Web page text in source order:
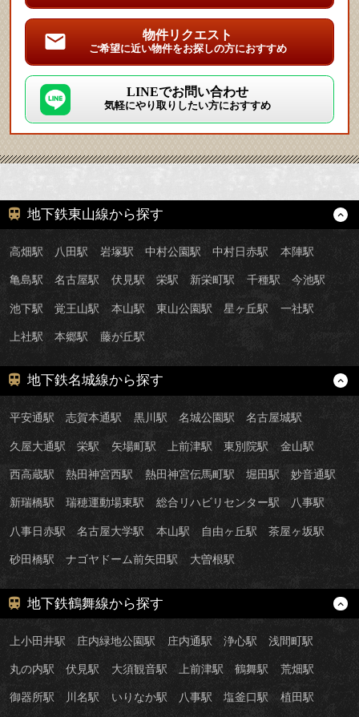
物件リクエスト
ご希望に近い物件をお探しの方におすすめ
LINEでお問い合わせ
気軽にやり取りしたい方におすすめ
地下鉄東山線から探す
高畑駅 八田駅 岩塚駅 中村公園駅 中村日赤駅 本陣駅
亀島駅 名古屋駅 伏見駅 栄駅 新栄町駅 千種駅 今池駅
池下駅 覚王山駅 本山駅 東山公園駅 星ヶ丘駅 一社駅
上社駅 本郷駅 藤が丘駅
地下鉄名城線から探す
平安通駅 志賀本通駅 黒川駅 名城公園駅 名古屋城駅
久屋大通駅 栄駅 矢場町駅 上前津駅 東別院駅 金山駅
西高蔵駅 熱田神宮西駅 熱田神宮伝馬町駅 堀田駅 妙音通駅
新瑞橋駅 瑞穂運動場東駅 総合リハビリセンター駅 八事駅
八事日赤駅 名古屋大学駅 本山駅 自由ヶ丘駅 茶屋ヶ坂駅
砂田橋駅 ナゴヤドーム前矢田駅 大曽根駅
地下鉄鶴舞線から探す
上小田井駅 庄内緑地公園駅 庄内通駅 浄心駅 浅間町駅
丸の内駅 伏見駅 大須観音駅 上前津駅 鶴舞駅 荒畑駅
御器所駅 川名駅 いりなか駅 八事駅 塩釜口駅 植田駅